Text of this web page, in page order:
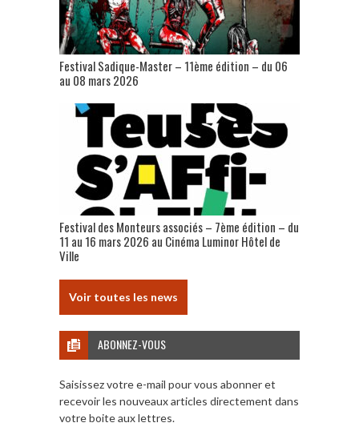
Festival Sadique-Master – 11ème édition – du 06
au 08 mars 2026
Festival des Monteurs associés – 7ème édition – du
11 au 16 mars 2026 au Cinéma Luminor Hôtel de
Ville
Voir toutes les news
ABONNEZ-VOUS
Saisissez votre e-mail pour vous abonner et
recevoir les nouveaux articles directement dans
votre boite aux lettres.